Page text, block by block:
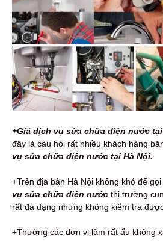
+Giá dịch vụ sửa chữa điện nước
đây là câu hỏi rất nhiều khách hàng
vụ sửa chữa điện nước tại Hà Nội.
+Trên địa bàn Hà Nội không khó để
vụ sửa chữa điện nước thị trường
rất đa dạng nhưng không kiểm tra
+Thường các đơn vị làm rất ẩu không